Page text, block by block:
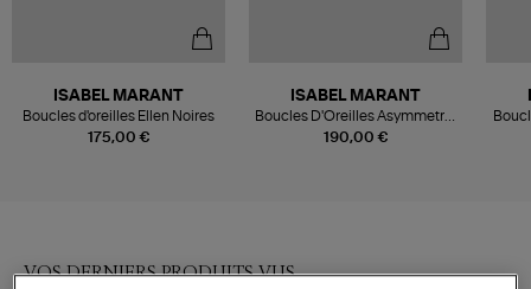
175,00 €
ISABEL MARANT
Boucles d'oreilles Ellen Noires
190,00 €
ISABEL MARANT
Boucles D'Oreilles Asymmetric
Dore
VOS DERNIERS PRODUITS VUS